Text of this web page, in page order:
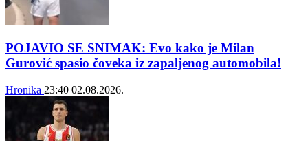
POJAVIO SE SNIMAK: Evo kako je Milan
Gurović spasio čoveka iz zapaljenog automobila!
Hronika 23:40 02.08.2026.